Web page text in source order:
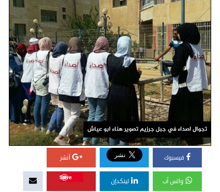
تجوال اصداء في جبل جرزيم تصوير هناء ابو عياش
فيسبوك أنشر
واتس آب لينكدإن
Save